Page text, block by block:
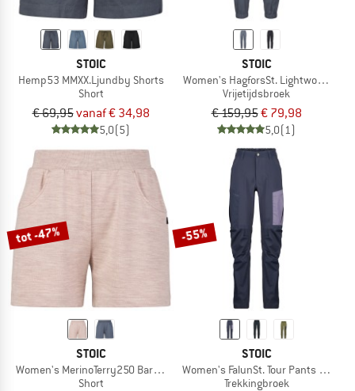
STOIC
Hemp53 MMXX.Ljundby Shorts
Short
€ 69,95vanaf € 34,98
5,0(5)
STOIC
Women's HagforsSt. Lightwool Pants
Vrijetijdsbroek
€ 159,95€ 79,98
5,0(1)
tot -47%
STOIC
Women's MerinoTerry250 BaraSt. Shorts
Short
-55%
STOIC
Women's FalunSt. Tour Pants Light
Trekkingbroek